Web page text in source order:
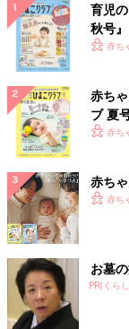
育児
秋号
いっ赤ち
赤ち
ブ 夏
く！赤ち
赤ち
赤ち
お墓
PR(くら